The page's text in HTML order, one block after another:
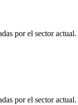
por el sector actual.
por el sector actual.